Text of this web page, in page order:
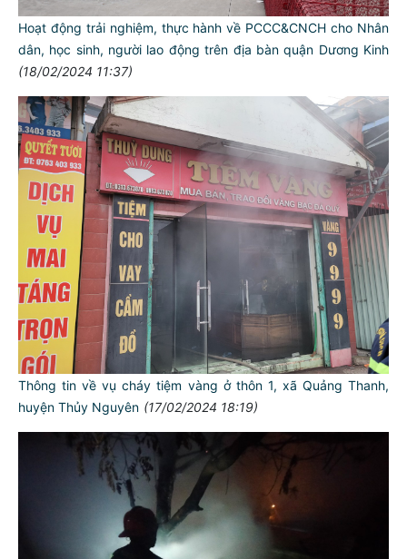
Hoạt động trải nghiệm, thực hành về PCCC&CNCH cho Nhân
dân, học sinh, người lao động trên địa bàn quận Dương Kinh
(18/02/2024 11:37)
Thông tin về vụ cháy tiệm vàng ở thôn 1, xã Quảng Thanh,
huyện Thủy Nguyên (17/02/2024 18:19)